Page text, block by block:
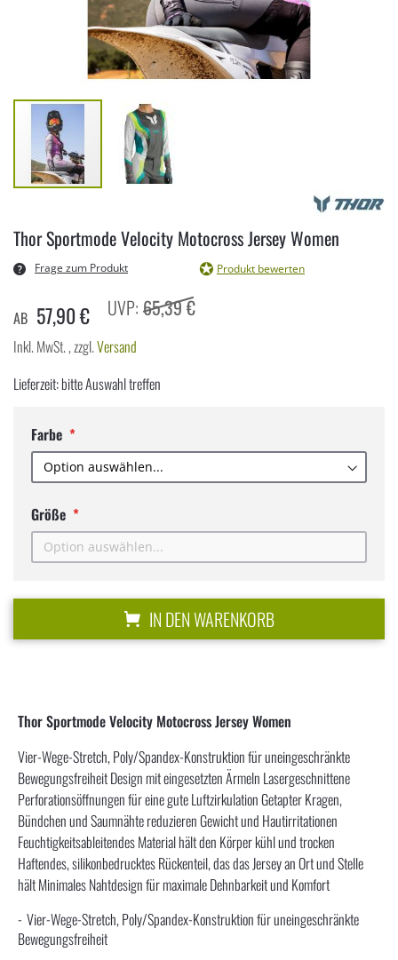
der
Bildergalerie
springen
Thor Sportmode Velocity Motocross Jersey Women
Frage zum Produkt Produkt bewerten
AB 57,90 € 65,39 €
Inkl. MwSt.,zzgl.Versand
Lieferzeit: bitte Auswahl treffen
Farbe
Größe
IN DEN WARENKORB
Thor Sportmode Velocity Motocross Jersey Women
Vier-Wege-Stretch, Poly/Spandex-Konstruktion für uneingeschränkte
Bewegungsfreiheit Design mit eingesetzten Ärmeln Lasergeschnittene
Perforationsöffnungen für eine gute Luftzirkulation Getapter Kragen,
Bündchen und Saumnähte reduzieren Gewicht und Hautirritationen
Feuchtigkeitsableitendes Material hält den Körper kühl und trocken
Haftendes, silikonbedrucktes Rückenteil, das das Jersey an Ort und Stelle
hält Minimales Nahtdesign für maximale Dehnbarkeit und Komfort
Vier-Wege-Stretch, Poly/Spandex-Konstruktion für uneingeschränkte
Bewegungsfreiheit